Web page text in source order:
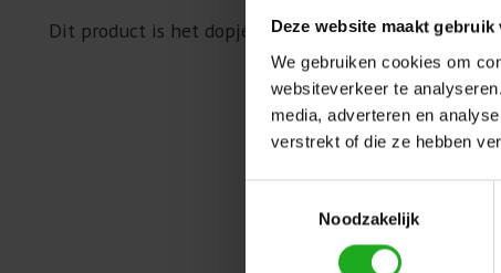
Deze website maakt gebruik
We gebruiken cookies om
websiteverkeer te
media, adverteren en
verstrekt of die ze hebben
Noodzakelijk
Dit product is het dopje van de Amphenol Socket,